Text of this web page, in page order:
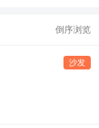
倒序浏览
沙发